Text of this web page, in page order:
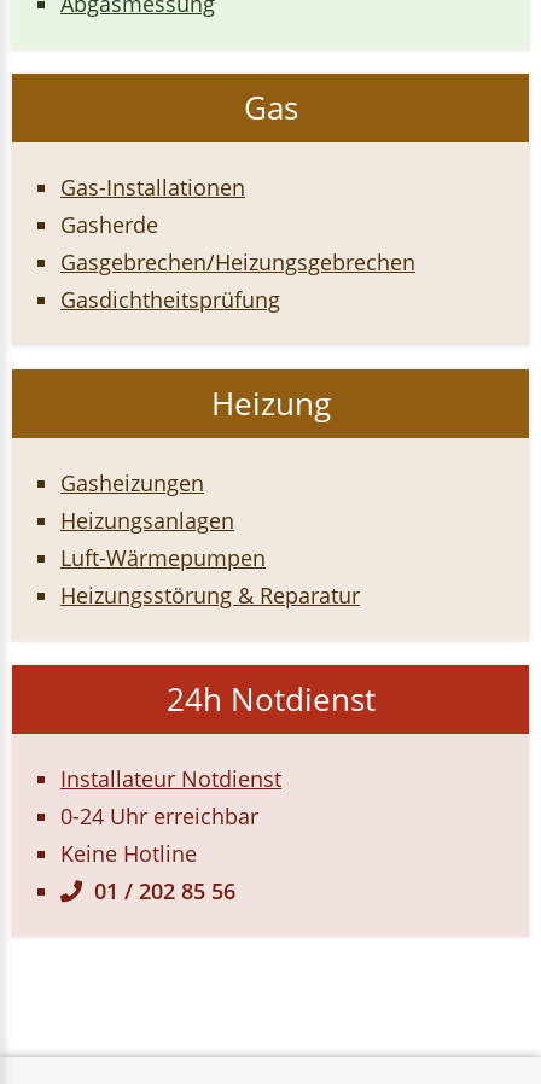
Gas
Gas-Installationen
Gasherde
Gasgebrechen/Heizungsgebrechen
Gasdichtheitsprüfung
Heizung
Gasheizungen
Heizungsanlagen
Luft-Wärmepumpen
Heizungsstörung & Reparatur
24h Notdienst
Installateur Notdienst
0-24 Uhr erreichbar
Keine Hotline
01 / 202 85 56